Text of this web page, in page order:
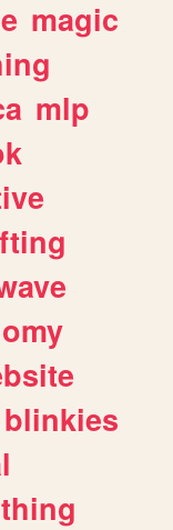
magic
mlp
blinkies